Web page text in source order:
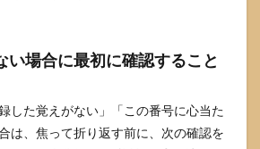
い場合に最初に確認すること
した覚えがない」「この番号に心当た
は、焦って折り返す前に、次の確認を